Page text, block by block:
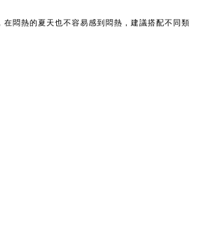
在悶熱的夏天也不容易感到悶熱，建議搭配不同類